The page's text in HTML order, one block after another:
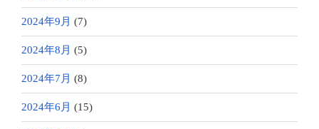
2024年9月 (7)
2024年8月 (5)
2024年7月 (8)
2024年6月 (15)